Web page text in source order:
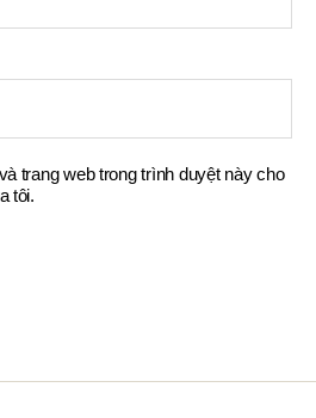
trang web trong trình duyệt này cho
tôi.